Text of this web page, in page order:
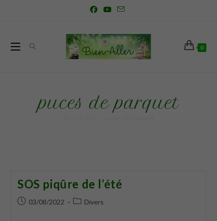
0
puces de parquet
SOS piqûre de l’été
03/08/2022 Divers